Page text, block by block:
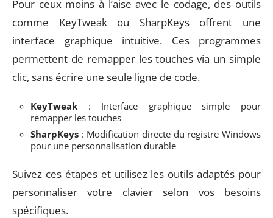
Pour ceux moins à l’aise avec le codage, des outils
comme KeyTweak ou SharpKeys offrent une
interface graphique intuitive. Ces programmes
permettent de remapper les touches via un simple
clic, sans écrire une seule ligne de code.
KeyTweak : Interface graphique simple pour
remapper les touches
SharpKeys : Modification directe du registre Windows
pour une personnalisation durable
Suivez ces étapes et utilisez les outils adaptés pour
personnaliser votre clavier selon vos besoins
spécifiques.